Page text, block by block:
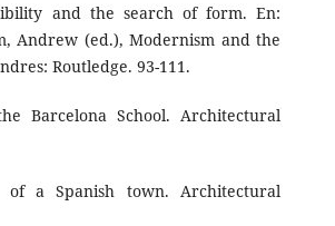
and the search of form. En:
Andrew (ed.), Modernism and the
Routledge. 93-111.
Barcelona School. Architectural
of a Spanish town. Architectural